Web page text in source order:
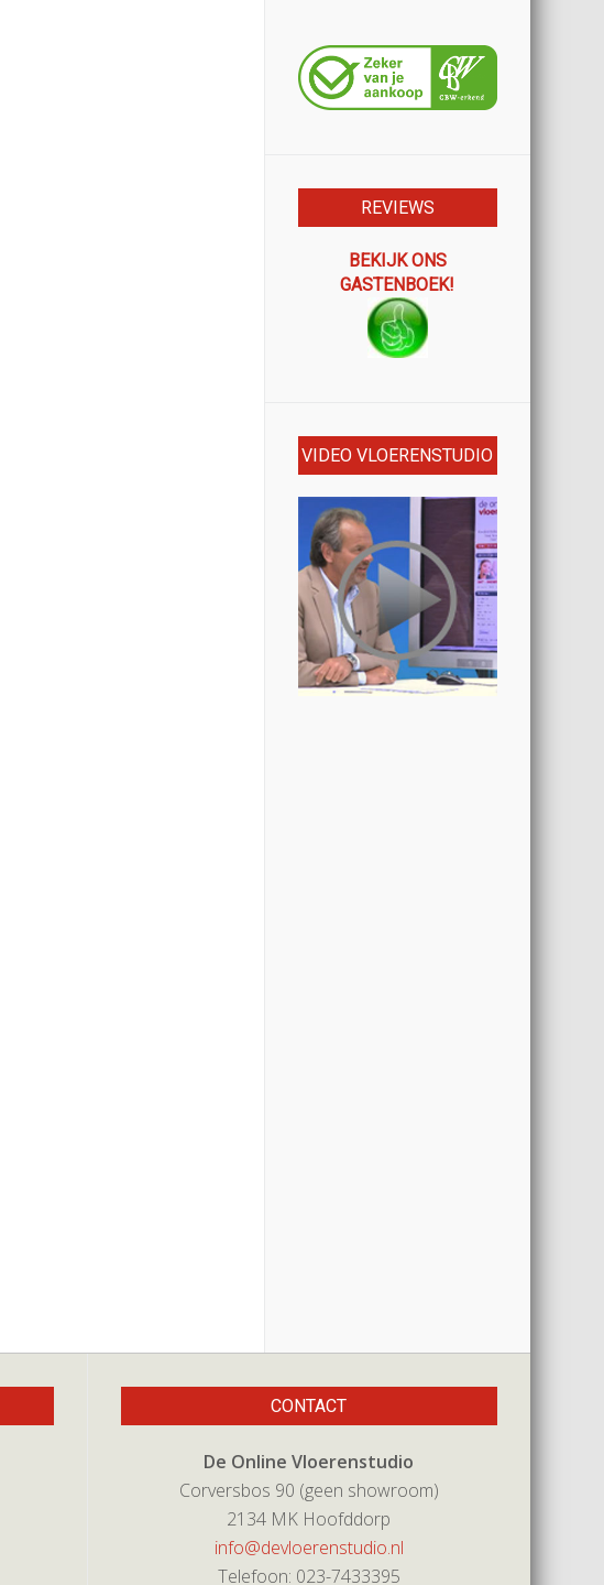
REVIEWS
BEKIJK ONS
GASTENBOEK!
VIDEO VLOERENSTUDIO
CONTACT
De Online Vloerenstudio
Corversbos 90 (geen showroom)
2134 MK Hoofddorp
info@devloerenstudio.nl
Telefoon: 023-7433395